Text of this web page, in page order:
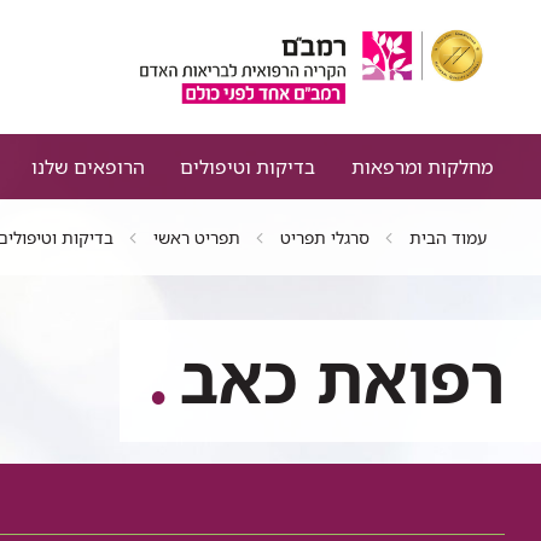
מחלקות ומרפאות בדיקות וטיפולים הרופאים שלנו
עמוד הבית סרגלי תפריט תפריט ראשי בדיקות
רפואת כאב